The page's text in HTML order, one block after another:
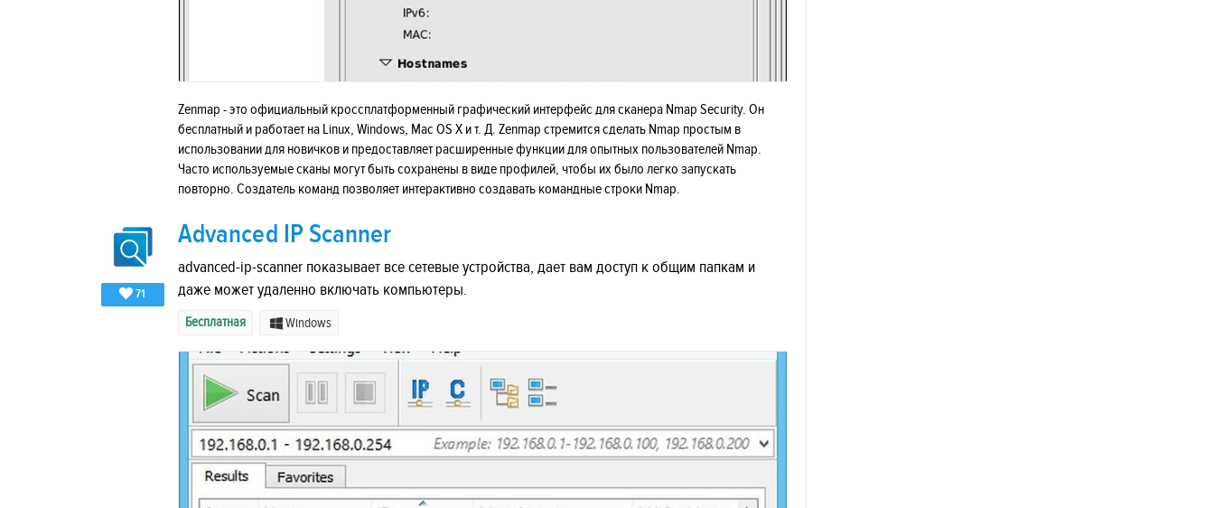
Zenmap - это официальный кроссплатформенный графический интерфейс для сканера Nmap Security. Он
бесплатный и работает на Linux, Windows, Mac OS X и т. Д. Zenmap стремится сделать Nmap простым в
использовании для новичков и предоставляет расширенные функции для опытных пользователей Nmap.
Часто используемые сканы могут быть сохранены в виде профилей, чтобы их было легко запускать
повторно. Создатель команд позволяет интерактивно создавать командные строки Nmap.
71
Advanced IP Scanner
advanced-ip-scanner показывает все сетевые устройства, дает вам доступ к общим папкам и
даже может удаленно включать компьютеры.
Бесплатная Windows